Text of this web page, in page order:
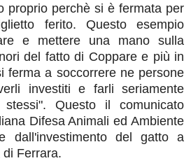
proprio perchè si è fermata per
ferito. Questo esempio
e mettere una mano sulla
del fatto di Coppare e più in
ferma a soccorrere ne persone
investiti e farli seriamente
Questo il comunicato
Difesa Animali ed Ambiente
dall'investimento del gatto a
Ferrara.